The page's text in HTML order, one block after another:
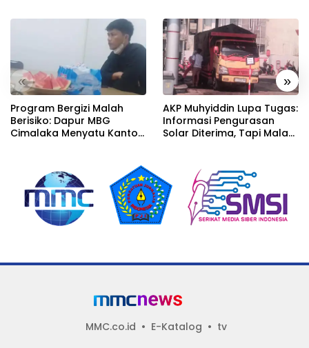
« »
Program Bergizi Malah
Berisiko: Dapur MBG
Cimalaka Menyatu Kantor
AKP Muhyiddin Lupa Tugas:
Informasi Pengurasan
Solar Diterima, Tapi Malah
MMC.co.id E-Katalog
tv